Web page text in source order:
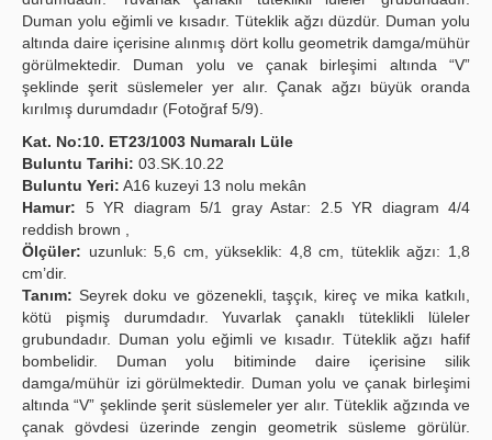
Duman yolu eğimli ve kısadır. Tüteklik ağzı düzdür. Duman yolu
altında daire içerisine alınmış dört kollu geometrik damga/mühür
görülmektedir. Duman yolu ve çanak birleşimi altında “V”
şeklinde şerit süslemeler yer alır. Çanak ağzı büyük oranda
kırılmış durumdadır (Fotoğraf 5/9).
Kat. No:10. ET23/1003 Numaralı Lüle
Buluntu Tarihi: 03.SK.10.22
Buluntu Yeri: A16 kuzeyi 13 nolu mekân
Hamur: 5 YR diagram 5/1 gray Astar: 2.5 YR diagram 4/4
reddish brown ,
Ölçüler: uzunluk: 5,6 cm, yükseklik: 4,8 cm, tüteklik ağzı: 1,8
cm’dir.
Tanım: Seyrek doku ve gözenekli, taşçık, kireç ve mika katkılı,
kötü pişmiş durumdadır. Yuvarlak çanaklı tüteklikli lüleler
grubundadır. Duman yolu eğimli ve kısadır. Tüteklik ağzı hafif
bombelidir. Duman yolu bitiminde daire içerisine silik
damga/mühür izi görülmektedir. Duman yolu ve çanak birleşimi
altında “V” şeklinde şerit süslemeler yer alır. Tüteklik ağzında ve
çanak gövdesi üzerinde zengin geometrik süsleme görülür.